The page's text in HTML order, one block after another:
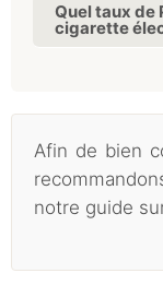
Quel taux de
cigarette
Afin de bien
notre guide